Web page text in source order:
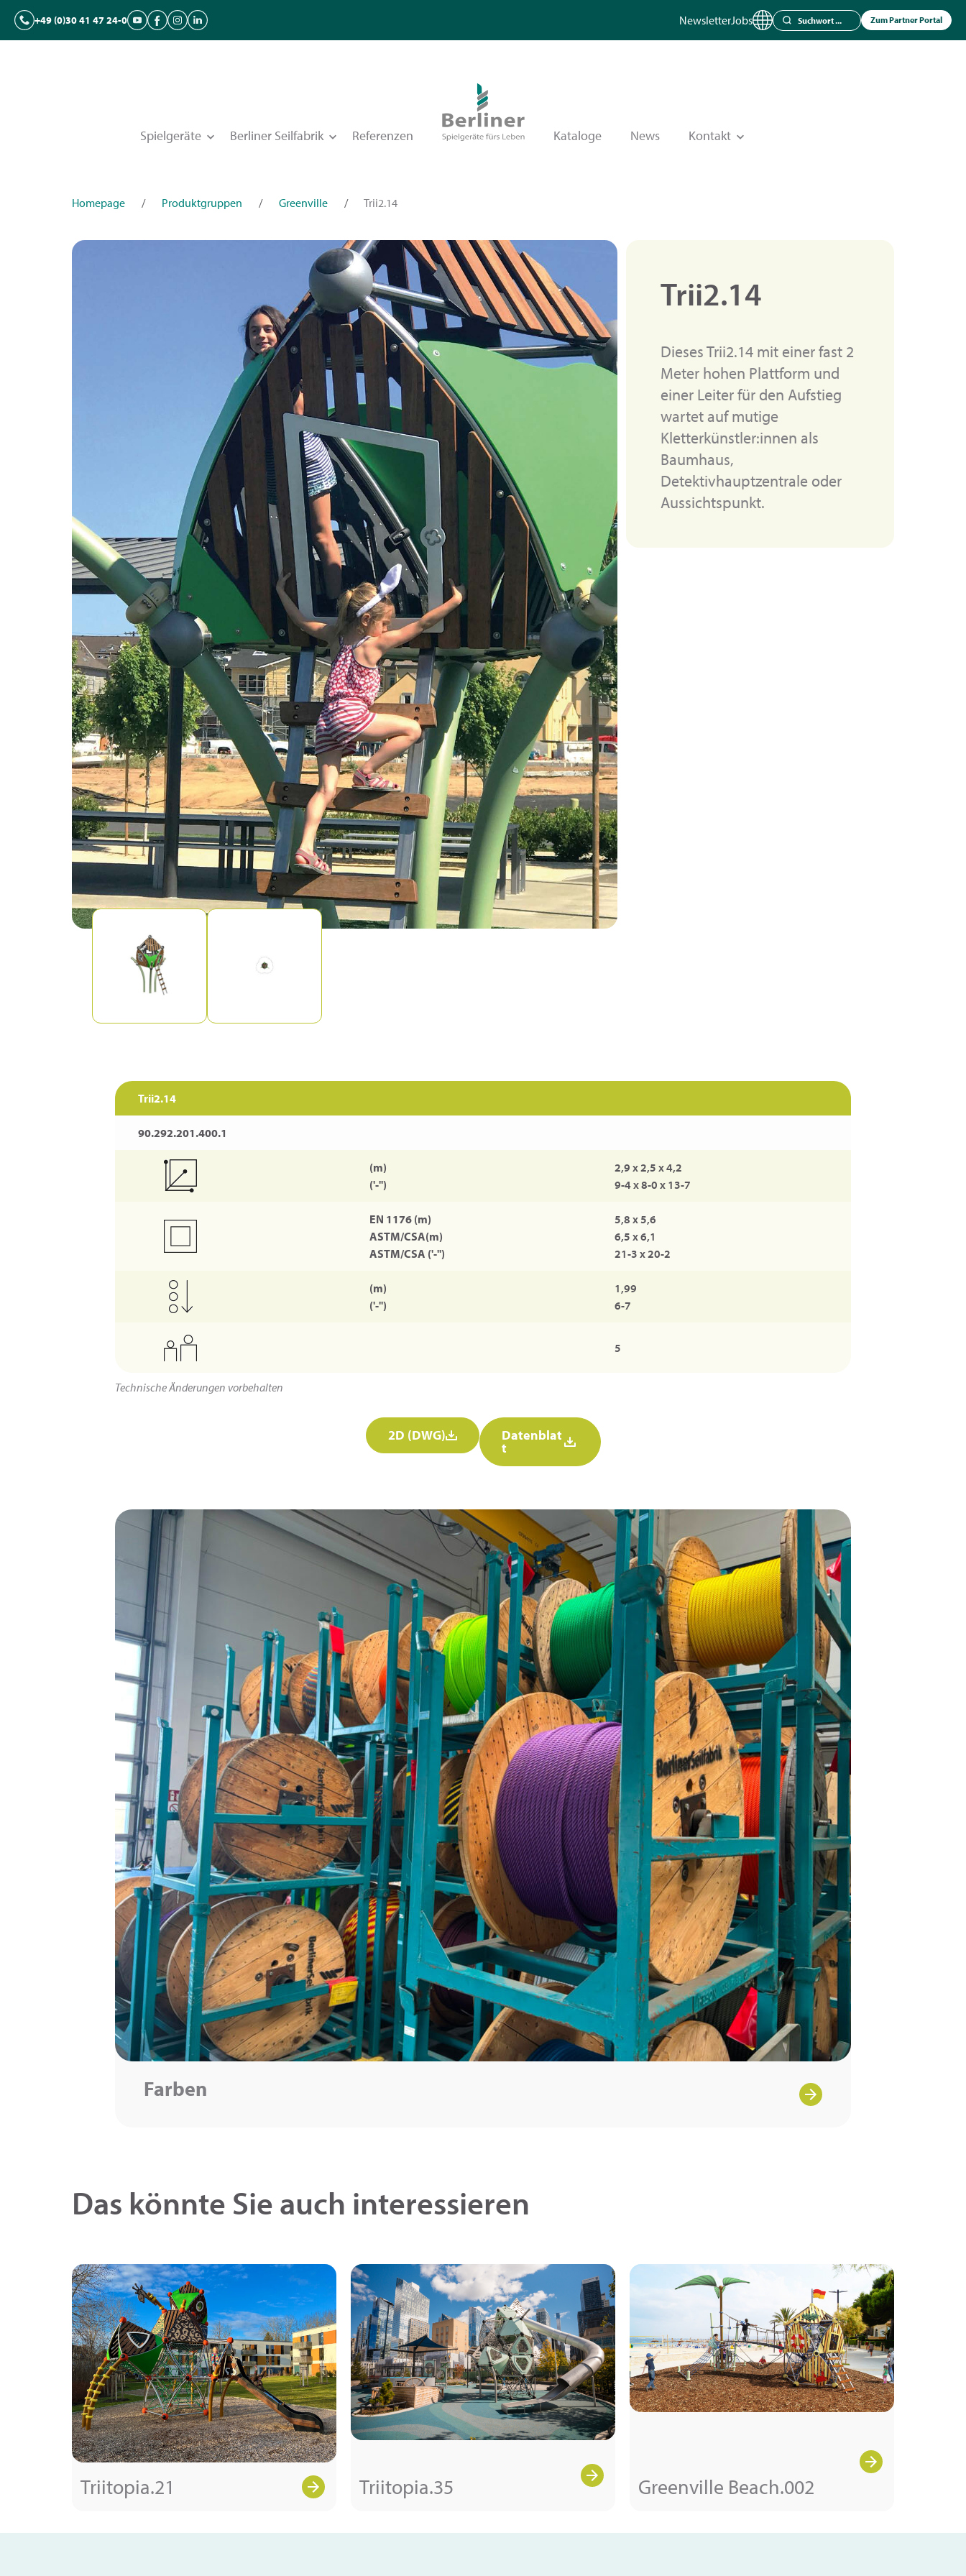
+49 (0)30 41 47 24-0 NewsletterJobs Zum Partner Portal
Spielgeräte Berliner Seilfabrik Referenzen Kataloge News Kontakt
Homepage / Produktgruppen / Greenville / Trii2.14
Trii2.14
Dieses Trii2.14 mit einer fast 2
Meter hohen Plattform und
einer Leiter für den Aufstieg
wartet auf mutige
Kletterkünstler:innen als
Baumhaus,
Detektivhauptzentrale oder
Aussichtspunkt.
Trii2.14
90.292.201.400.1
(m)
('-'')
2,9 x 2,5 x 4,2
9-4 x 8-0 x 13-7
EN 1176 (m)
ASTM/CSA(m)
ASTM/CSA ('-'')
5,8 x 5,6
6,5 x 6,1
21-3 x 20-2
(m)
('-'')
1,99
6-7
5
Technische Änderungen vorbehalten
2D (DWG) Datenblat
t
Farben
Das könnte Sie auch interessieren
Triitopia.21 Triitopia.35 Greenville Beach.002